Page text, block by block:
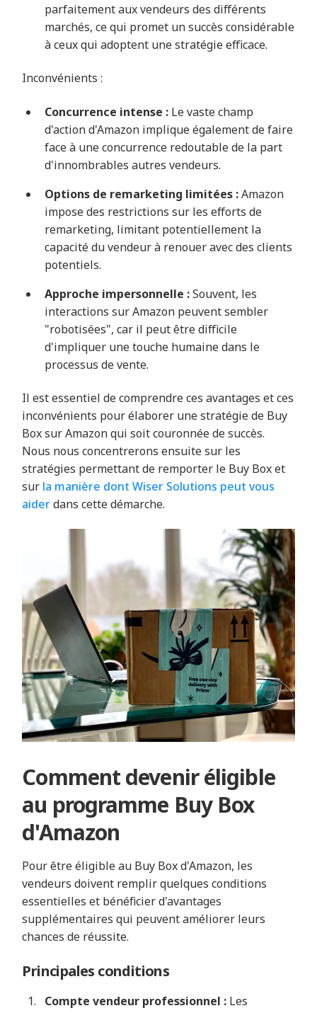
parfaitement aux vendeurs des différents
marchés, ce qui promet un succès considérable
à ceux qui adoptent une stratégie efficace.
Inconvénients :
Concurrence intense : Le vaste champ
d'action d'Amazon implique également de faire
face à une concurrence redoutable de la part
d'innombrables autres vendeurs.
Options de remarketing limitées :Amazon
impose des restrictions sur les efforts de
remarketing, limitant potentiellement la
capacité du vendeur à renouer avec des clients
potentiels.
Approche impersonnelle :Souvent, les
interactions sur Amazon peuvent sembler
"robotisées", car il peut être difficile
d'impliquer une touche humaine dans le
processus de vente.
Il est essentiel de comprendre ces avantages et ces
inconvénients pour élaborer une stratégie de Buy
Box sur Amazon qui soit couronnée de succès.
Nous nous concentrerons ensuite sur les
stratégies permettant de remporter le Buy Box et
sur la manière dont Wiser Solutions peut vous
aiderdans cette démarche.
Comment devenir éligible
au programme Buy Box
d'Amazon
Pour être éligible au Buy Box d'Amazon, les
vendeurs doivent remplir quelques conditions
essentielles et bénéficier d'avantages
supplémentaires qui peuvent améliorer leurs
chances de réussite.
Principales conditions
Compte vendeur professionnel : Les